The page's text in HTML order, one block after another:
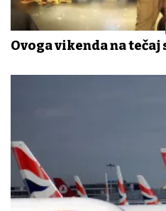
Ovoga vikenda na